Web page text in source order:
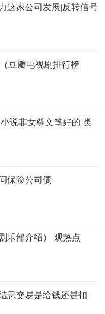
这家公司发展|反转信号
豆瓣电视剧排行榜
说非女尊文笔好的 类
保险公司债
乐部介绍） 观热点
息交易是给钱还是扣